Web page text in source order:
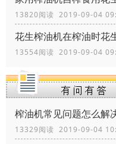
13820阅读 2019-09-04
花生榨油机在榨油时花
13554阅读 2019-09-04
榨油机常见问题怎么解
13329阅读 2019-09-04